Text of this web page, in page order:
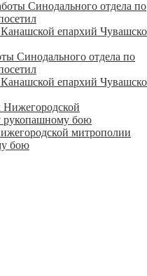
Синодального отдела по
епархий
митрополии
бою